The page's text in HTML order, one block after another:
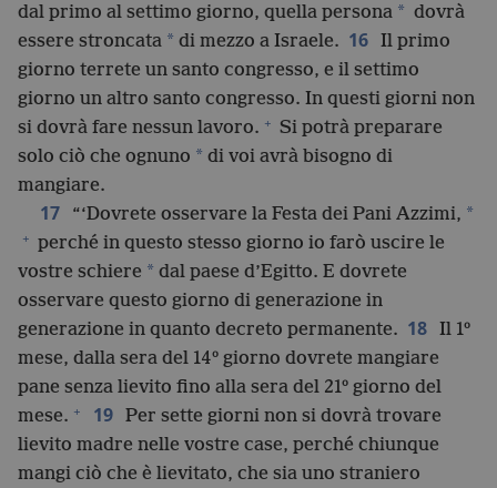
dal primo al settimo giorno, quella persona * dovrà
essere stroncata * di mezzo a Israele. 16 Il primo
giorno terrete un santo congresso, e il settimo
giorno un altro santo congresso. In questi giorni non
si dovrà fare nessun lavoro. + Si potrà preparare
solo ciò che ognuno * di voi avrà bisogno di
mangiare.
17 “‘Dovrete osservare la Festa dei Pani Azzimi, *
+ perché in questo stesso giorno io farò uscire le
vostre schiere * dal paese d’Egitto. E dovrete
osservare questo giorno di generazione in
generazione in quanto decreto permanente. 18 Il 1º
mese, dalla sera del 14º giorno dovrete mangiare
pane senza lievito fino alla sera del 21º giorno del
mese. + 19 Per sette giorni non si dovrà trovare
lievito madre nelle vostre case, perché chiunque
mangi ciò che è lievitato, che sia uno straniero